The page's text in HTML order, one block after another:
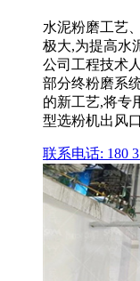
水泥粉磨工艺
极大,为提高水
公司工程技术
部分终粉磨系
的新工艺,将专
型选粉机出风口
联系电话: 180